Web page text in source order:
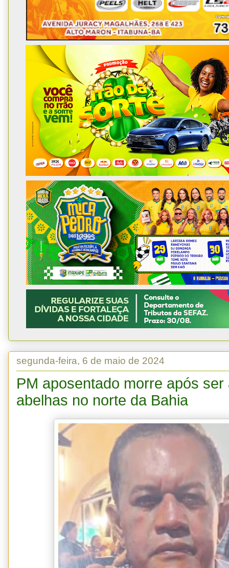
segunda-feira, 6 de maio de 2024
PM aposentado morre após ser
abelhas no norte da Bahia